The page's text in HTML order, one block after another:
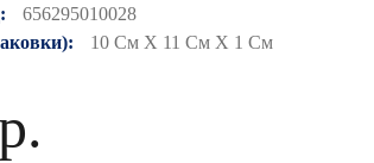
656295010028
10 См X 11 См X 1 См